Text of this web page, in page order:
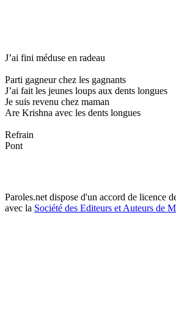
J’ai fini méduse en radeau
Parti gagneur chez les gagnants
J’ai fait les jeunes loups aux dents longues
Je suis revenu chez maman
Are Krishna avec les dents longues
Refrain
Pont
Paroles.net dispose d'un accord de licence
avec la Société des Editeurs et Auteurs de